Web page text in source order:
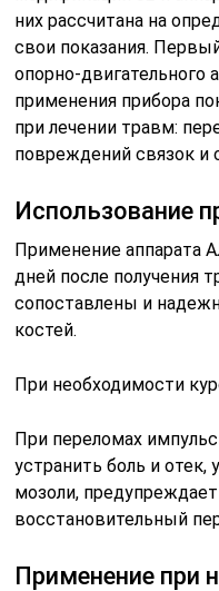
них рассчитана на
свои показания.
опорно-двигательного
применения прибора
при лечении травм:
повреждений связок и
Использование
Применение аппарата
дней после получения
сопоставлены и
костей.
При необходимости
При переломах
устранить боль и отек,
мозоли,
восстановительный
Применение при